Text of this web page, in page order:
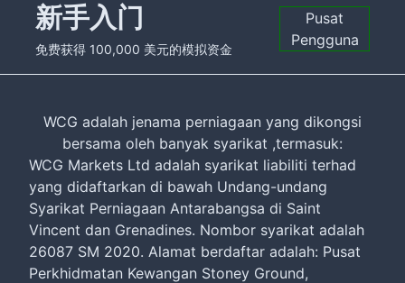
新手入门
免费获得 100,000 美元的模拟资金
Pusat
Pengguna
WCG adalah jenama perniagaan yang dikongsi
bersama oleh banyak syarikat ,termasuk:
WCG Markets Ltd adalah syarikat liabiliti terhad
yang didaftarkan di bawah Undang-undang
Syarikat Perniagaan Antarabangsa di Saint
Vincent dan Grenadines. Nombor syarikat adalah
26087 SM 2020. Alamat berdaftar adalah: Pusat
Perkhidmatan Kewangan Stoney Ground,